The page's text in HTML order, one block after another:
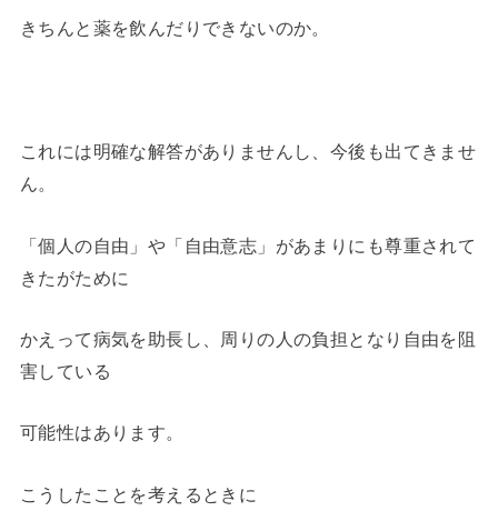
きちんと薬を飲んだりできないのか。
これには明確な解答がありませんし、今後も出てきませ
ん。
「個人の自由」や「自由意志」があまりにも尊重されて
きたがために
かえって病気を助長し、周りの人の負担となり自由を阻
害している
可能性はあります。
こうしたことを考えるときに